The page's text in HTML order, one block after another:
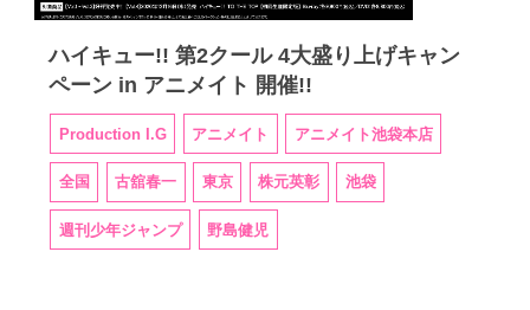
ハイキュー!! 第2クール 4大盛り上げキャン
ペーン in アニメイト 開催!!
Production I.G アニメイト アニメイト池袋本店
全国 古舘春一 東京 株元英彰 池袋
週刊少年ジャンプ 野島健児